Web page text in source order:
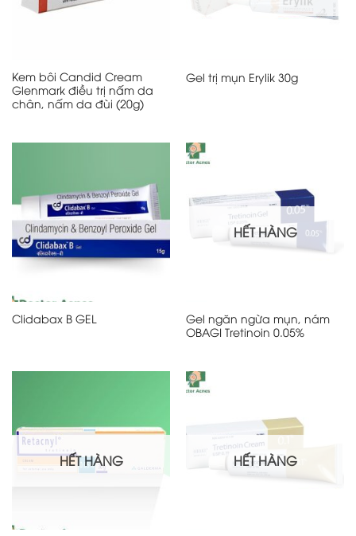
Kem bôi Candid Cream
Glenmark điều trị nấm da
chân, nấm da đùi (20g)
Gel trị mụn Erylik 30g
Clidabax B GEL
HẾT HÀNG
Gel ngăn ngừa mụn, nám
OBAGI Tretinoin 0.05%
HẾT HÀNG HẾT HÀNG